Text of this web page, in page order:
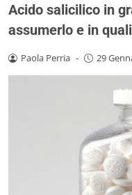
Acido salicilico in
assumerlo e in
Paola Perria - 29